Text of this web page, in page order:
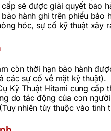
sẽ được giải quyết bảo
hành ghi trên phiếu bảo
hóc, sự cố kỹ thuật xảy
còn thời hạn bảo hành
các sự cố về mặt kỹ thuật).
Kỹ Thuật Hitami cung cấp
do tác động của con
nhiên tùy thuộc vào